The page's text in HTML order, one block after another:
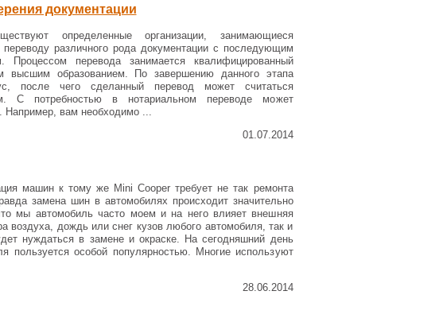
документации
определенные организации, занимающиеся
переводу различного рода документации с последующим
Процессом перевода занимается квалифицированный
высшим образованием. По завершению данного этапа
после чего сделанный перевод может считаться
С потребностью в нотариальном переводе может
Например, вам необходимо ...
01.07.2014
машин к тому же Mini Cooper требует не так ремонта
замена шин в автомобилях происходит значительно
мы автомобиль часто моем и на него влияет внешняя
воздуха, дождь или снег кузов любого автомобиля, так и
нуждаться в замене и окраске. На сегодняшний день
пользуется особой популярностью. Многие используют
28.06.2014